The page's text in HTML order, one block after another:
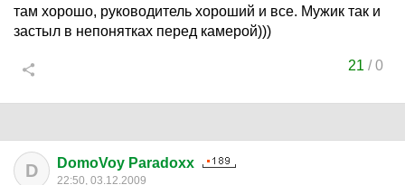
там хорошо, руководитель хороший и все. Мужик так и
застыл в непонятках перед камерой)))
21 /0
D DomoVoy Paradoxx
22:50, 03.12.2009